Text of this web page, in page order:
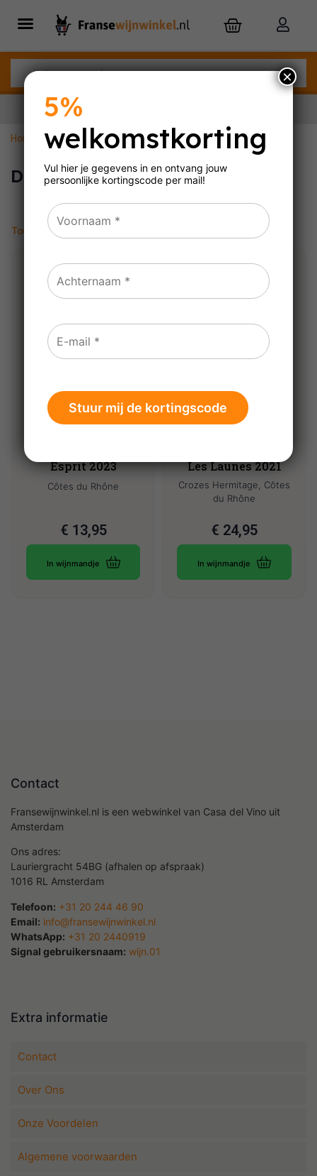
Home »Delas Frères
Delas Frères
Toont alle 2 resultaten
Esprit 2023
Côtes du Rhône
€ 13,95
In wijnmandje
Les Launes 2021
Crozes Hermitage, Côtes
du Rhône
€ 24,95
In wijnmandje
Contact
Fransewijnwinkel.nl is een webwinkel van Casa del Vino uit
Amsterdam
Ons adres:
Lauriergracht 54BG (afhalen op afspraak)
1016 RL Amsterdam
Telefoon: +31 20 244 46 90
Email: info@fransewijnwinkel.nl
WhatsApp: +31 20 2440919
Signal gebruikersnaam: wijn.01
Extra informatie
Contact
Over Ons
Onze Voordelen
Algemene voorwaarden
5%
welkomstkorting
Vul hier je gegevens in en ontvang jouw
persoonlijke kortingscode per mail!
×